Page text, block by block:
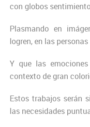
con globos
Plasmando en
logren, en las
Y que las
contexto de gran
Estos trabajos serán
las necesidades